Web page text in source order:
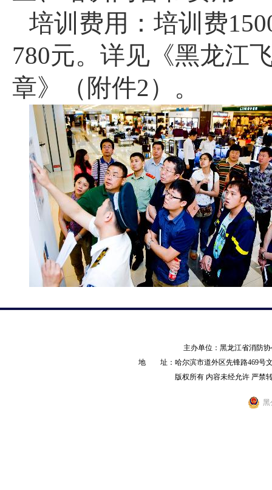
培训费用：培训费
780元。详见《黑龙江
章》（附件2）。
主办单位：黑龙江省消防
地 址：哈尔滨市道外区先锋路469号
版权所有 内容未经允许 严
黑